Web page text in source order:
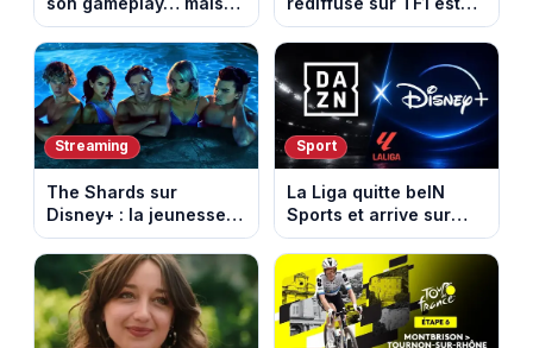
d’abord sur Netflix
adapté d’un succès
italien devenu un
phénomène mondial
Streaming
The Shards sur
Disney+ : la jeunesse
dorée de Los Angeles
face à un tueur dans
les années 80
Sport
La Liga quitte beIN
Sports et arrive sur
DAZN et Disney+ en
France